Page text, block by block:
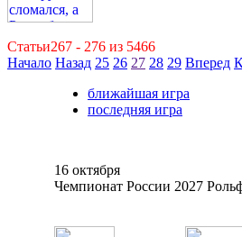
Статьи267 - 276 из 5466
Начало Назад 25 26 27 28 29 Вперед
ближайшая игра
последняя игра
16 октября
Чемпионат России 2027